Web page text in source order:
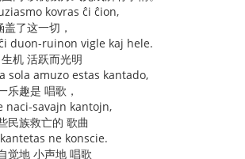
kovras ĉi ĉion,
了这一切，
duon-ruinon vigle kaj hele.
机 活跃而光明
sola amuzo estas kantado,
乐趣是 唱歌，
naci-savajn kantojn,
民族救亡的 歌曲
ne konscie.
觉地 小声地 唱歌